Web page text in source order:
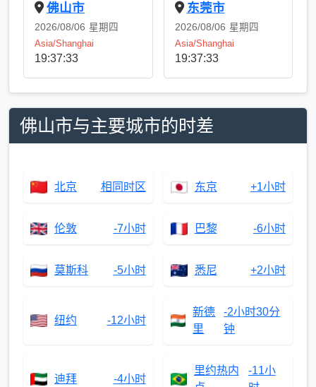
佛山市
2026/08/06 星期四
Asia/Shanghai
19:37:33
东莞市
2026/08/06 星期四
Asia/Shanghai
19:37:33
佛山市与主要城市的时差
北京 相同时区 东京 +1小时
伦敦 -7小时 巴黎 -6小时
莫斯科 -5小时 悉尼 +2小时
纽约 -12小时
新德
里
-2小时30分
钟
迪拜 -4小时
里约热内
-11小